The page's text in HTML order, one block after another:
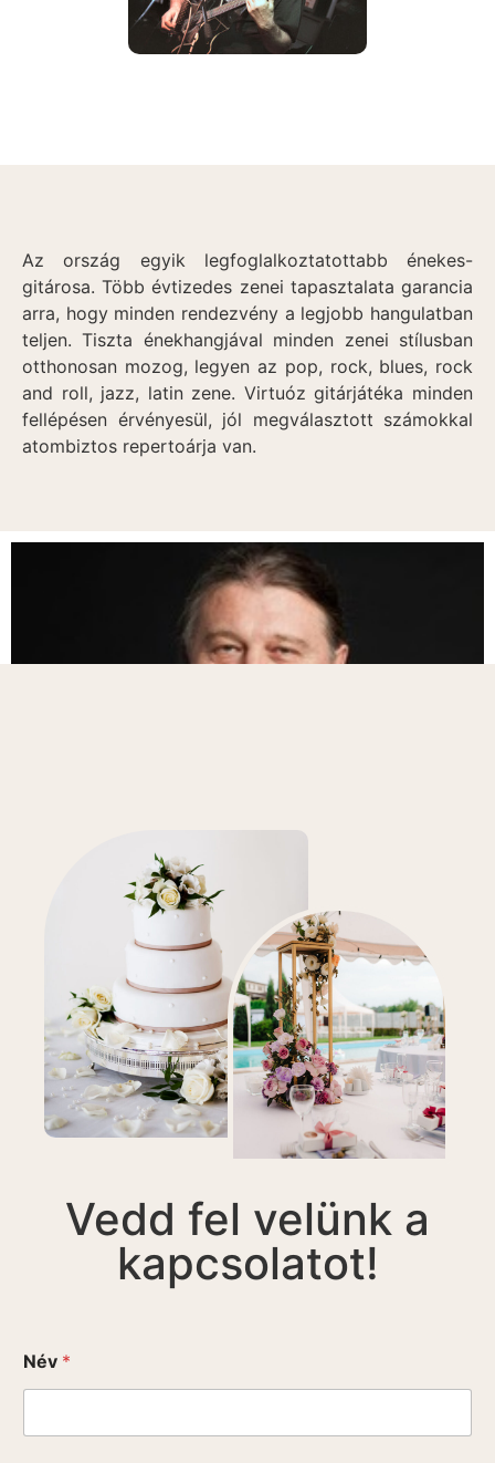
Az ország egyik legfoglalkoztatottabb énekes-
gitárosa. Több évtizedes zenei tapasztalata garancia
arra, hogy minden rendezvény a legjobb hangulatban
teljen. Tiszta énekhangjával minden zenei stílusban
otthonosan mozog, legyen az pop, rock, blues, rock
and roll, jazz, latin zene. Virtuóz gitárjátéka minden
fellépésen érvényesül, jól megválasztott számokkal
atombiztos repertoárja van.
Vedd fel velünk a
kapcsolatot!
Név *